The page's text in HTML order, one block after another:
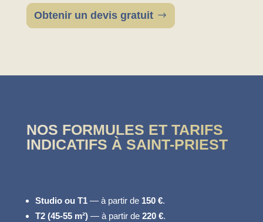
Obtenir un devis gratuit
NOS FORMULES ET TARIFS
INDICATIFS À SAINT-PRIEST
Studio ou T1— à partir de 150 €.
T2 (45-55 m²)— à partir de 220 €.